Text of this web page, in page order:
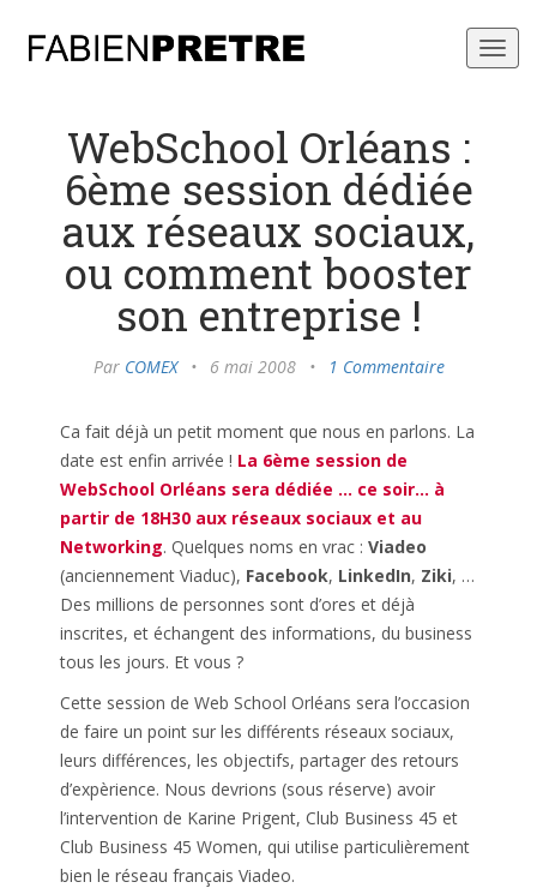
WebSchool Orléans :
6ème session dédiée
aux réseaux sociaux,
ou comment booster
son entreprise !
Par COMEX • 6 mai 2008 • 1 Commentaire
Ca fait déjà un petit moment que nous en parlons. La
date est enfin arrivée ! La 6ème session de
WebSchool Orléans sera dédiée … ce soir… à
partir de 18H30 aux réseaux sociaux et au
Networking. Quelques noms en vrac : Viadeo
(anciennement Viaduc), Facebook, LinkedIn, Ziki, …
Des millions de personnes sont d’ores et déjà
inscrites, et échangent des informations, du business
tous les jours. Et vous ?
Cette session de Web School Orléans sera l’occasion
de faire un point sur les différents réseaux sociaux,
leurs différences, les objectifs, partager des retours
d’expèrience. Nous devrions (sous réserve) avoir
l’intervention de Karine Prigent, Club Business 45 et
Club Business 45 Women, qui utilise particulièrement
bien le réseau français Viadeo.